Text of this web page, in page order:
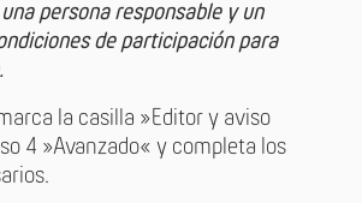
persona responsable y un
de participación para
la casilla »Editor y aviso
4 »Avanzado« y completa los